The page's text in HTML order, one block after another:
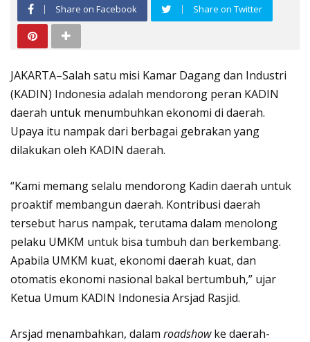
Share on Facebook Share on Twitter
JAKARTA–Salah satu misi Kamar Dagang dan Industri
(KADIN) Indonesia adalah mendorong peran KADIN
daerah untuk menumbuhkan ekonomi di daerah.
Upaya itu nampak dari berbagai gebrakan yang
dilakukan oleh KADIN daerah.
“Kami memang selalu mendorong Kadin daerah untuk
proaktif membangun daerah. Kontribusi daerah
tersebut harus nampak, terutama dalam menolong
pelaku UMKM untuk bisa tumbuh dan berkembang.
Apabila UMKM kuat, ekonomi daerah kuat, dan
otomatis ekonomi nasional bakal bertumbuh,” ujar
Ketua Umum KADIN Indonesia Arsjad Rasjid.
Arsjad menambahkan, dalam roadshowke daerah-